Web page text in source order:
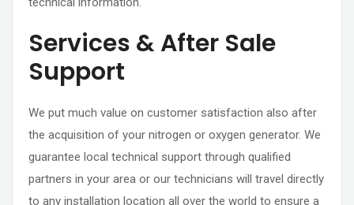
Services & After Sale
Support
We put much value on customer satisfaction also after
the acquisition of your nitrogen or oxygen generator. We
guarantee local technical support through qualified
partners in your area or our technicians will travel directly
to any installation location all over the world to ensure a